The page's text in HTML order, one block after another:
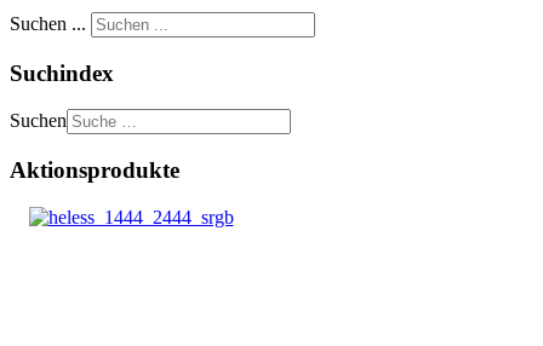
Suchen ...
Suchindex
Suchen
Aktionsprodukte